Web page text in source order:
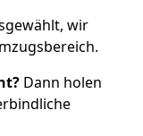
wir
Dann holen